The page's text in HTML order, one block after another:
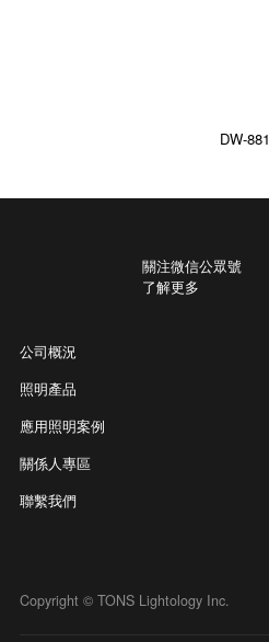
DW-881
關注微信公眾號
了解更多
公司概況
照明產品
應用照明案例
關係人專區
聯繫我們
Copyright © TONS Lightology Inc.